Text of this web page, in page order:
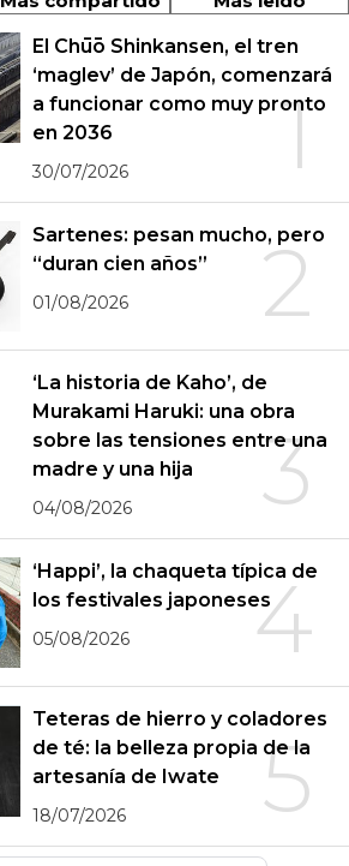
1
El Chūō Shinkansen, el tren
‘maglev’ de Japón, comenzará
a funcionar como muy pronto
en 2036
30/07/2026
2
Sartenes: pesan mucho, pero
“duran cien años”
01/08/2026
3
‘La historia de Kaho’, de
Murakami Haruki: una obra
sobre las tensiones entre una
madre y una hija
04/08/2026
4
‘Happi’, la chaqueta típica de
los festivales japoneses
05/08/2026
5
Teteras de hierro y coladores
de té: la belleza propia de la
artesanía de Iwate
18/07/2026